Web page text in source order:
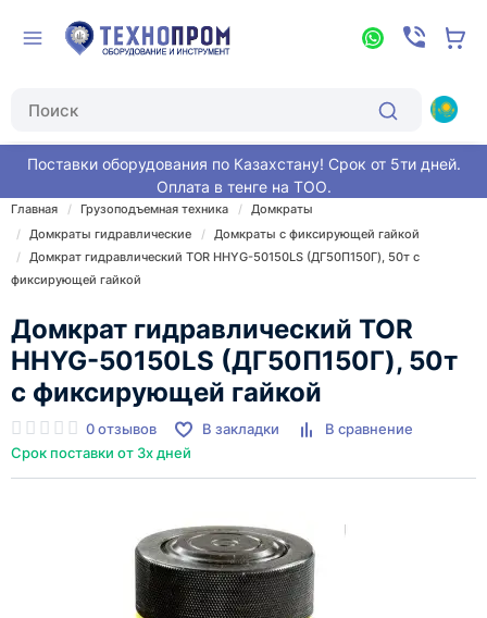
Поставки оборудования по Казахстану! Срок от 5ти дней.
Оплата в тенге на ТОО.
Главная Грузоподъемная техника
Домкраты
Домкраты гидравлические
Домкраты с фиксирующей гайкой
Домкрат гидравлический TOR HHYG-50150LS (ДГ50П150Г), 50т с
фиксирующей гайкой
Домкрат гидравлический TOR
HHYG-50150LS (ДГ50П150Г), 50т
с фиксирующей гайкой
0 отзывов В закладки
В сравнение
Срок поставки от 3х дней